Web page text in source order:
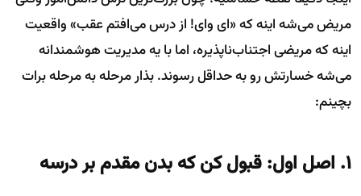
مریض می‌شه اینه که «ای وای! از درس می‌افتم عقب» واقعیت
اینه که مریضی اجتناب‌ناپذیره، اما با یه مدیریت هوشمندانه
می‌شه خسارتش رو به حداقل رسوند. بذار مرحله به مرحله برات
بچینم:
۱. اصل اول: قبول کن که بدن مقدم بر درسه